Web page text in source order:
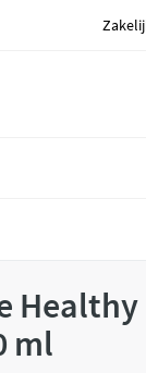
Healthy
ml